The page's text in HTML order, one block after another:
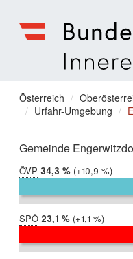
für
Inneres
Sie
befinden
hier:
Österreich
Urfahr-Umgebung
Gemeinde
ÖVP 2019:
34,3 %
2014:
23,4 %
Differenz:
+10,9 %
SPÖ 2019:
23,1 %
2014:
22,0 %
Differenz:
+1,1 %